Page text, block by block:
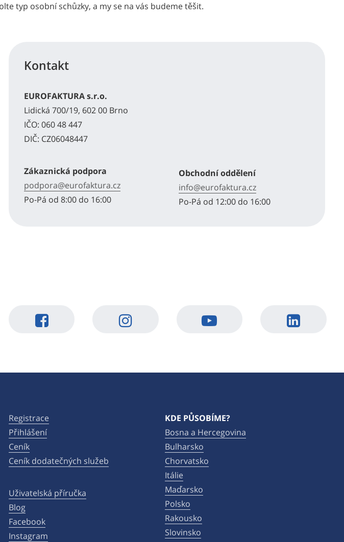
typ osobní schůzky, a my se na vás budeme těšit.
Kontakt
EUROFAKTURA s.r.o.
Lidická 700/19, 602 00 Brno
IČO: 060 48 447
DIČ: CZ06048447
Zákaznická podpora
podpora@eurofaktura.cz
Po-Pá od 8:00 do 16:00
Obchodní oddělení
info@eurofaktura.cz
Po-Pá od 12:00 do 16:00
Registrace
Přihlášení
Ceník
Ceník dodatečných služeb
Uživatelská příručka
Blog
Facebook
Instagram
KDE PŮSOBÍME?
Bosna a Hercegovina
Bulharsko
Chorvatsko
Itálie
Maďarsko
Polsko
Rakousko
Slovinsko